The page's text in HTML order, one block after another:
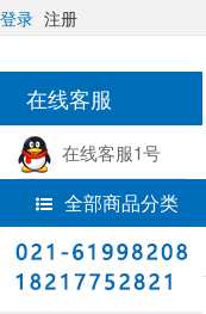
在线客服
在线客服1号
热线电话
登录 注册
全部商品分类
首页
实验耗材
新品推荐